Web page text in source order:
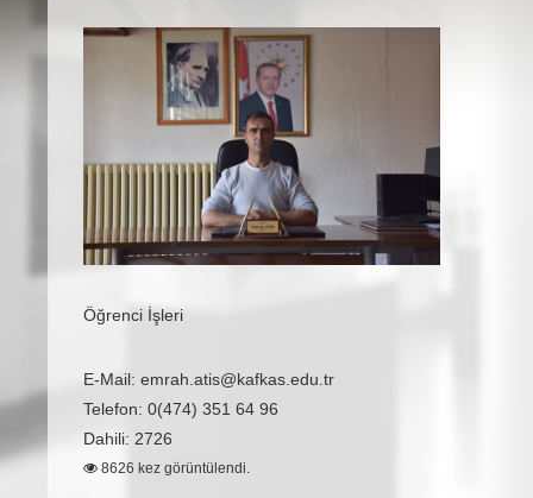
Öğrenci İşleri
E-Mail: emrah.atis@kafkas.edu.tr
Telefon: 0(474) 351 64 96
Dahili: 2726
8626 kez görüntülendi.